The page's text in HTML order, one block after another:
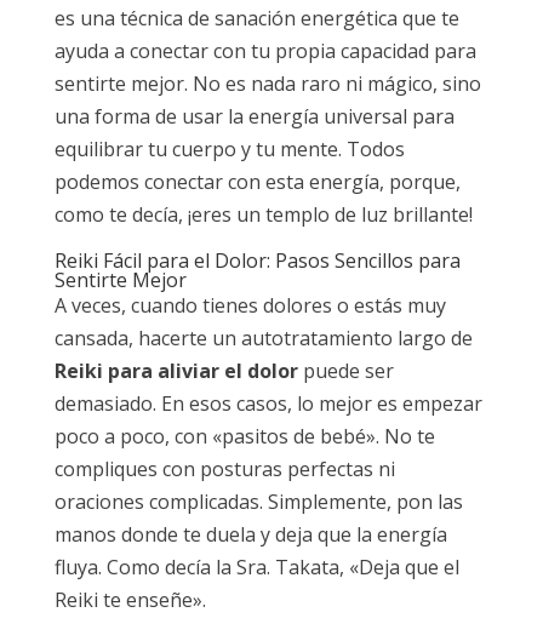
es una técnica de sanación energética que te
ayuda a conectar con tu propia capacidad para
sentirte mejor. No es nada raro ni mágico, sino
una forma de usar la energía universal para
equilibrar tu cuerpo y tu mente. Todos
podemos conectar con esta energía, porque,
como te decía, ¡eres un templo de luz brillante!
Reiki Fácil para el Dolor: Pasos Sencillos para
Sentirte Mejor
A veces, cuando tienes dolores o estás muy
cansada, hacerte un autotratamiento largo de
Reiki para aliviar el dolorpuede ser
demasiado. En esos casos, lo mejor es empezar
poco a poco, con «pasitos de bebé». No te
compliques con posturas perfectas ni
oraciones complicadas. Simplemente, pon las
manos donde te duela y deja que la energía
fluya. Como decía la Sra. Takata, «Deja que el
Reiki te enseñe».